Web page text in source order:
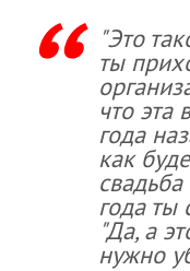
"Это
ты
что эта
года
как
года ты
"Да, а
нужно